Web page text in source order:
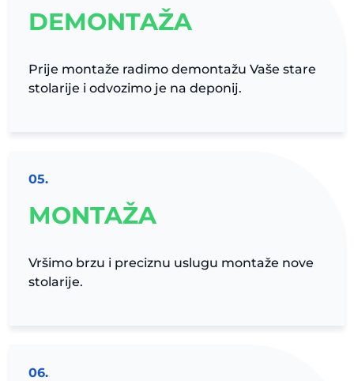
DEMONTAŽA
Prije montaže radimo demontažu Vaše stare
stolarije i odvozimo je na deponij.
05.
MONTAŽA
Vršimo brzu i preciznu uslugu montaže nove
stolarije.
06.